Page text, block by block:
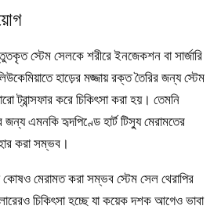
স্টেম সেলকে শরীরে ইনজেকশন বা সার্জারি
হাড়ের মজ্জায় রক্ত তৈরির জন্য স্টেম
ট্রান্সফার করে চিকিৎসা করা হয়। তেমনি
জন্য এমনকি হৃদপিণ্ডে হার্ট টিস্যু মেরামতের
করা সম্ভব।
কোষও মেরামত করা সম্ভব স্টেম সেল থেরাপির
চিকিৎসা হচ্ছে যা কয়েক দশক আগেও ভাবা